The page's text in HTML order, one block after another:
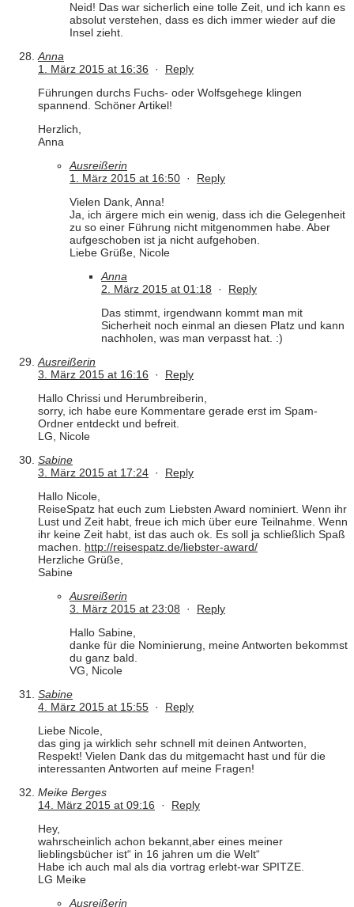
Neid! Das war sicherlich eine tolle Zeit, und ich kann es
absolut verstehen, dass es dich immer wieder auf die
Insel zieht.
Anna
1. März 2015 at 16:36 · Reply
Führungen durchs Fuchs- oder Wolfsgehege klingen
spannend. Schöner Artikel!
Herzlich,
Anna
Ausreißerin
1. März 2015 at 16:50 · Reply
Vielen Dank, Anna!
Ja, ich ärgere mich ein wenig, dass ich die Gelegenheit
zu so einer Führung nicht mitgenommen habe. Aber
aufgeschoben ist ja nicht aufgehoben.
Liebe Grüße, Nicole
Anna
2. März 2015 at 01:18 · Reply
Das stimmt, irgendwann kommt man mit
Sicherheit noch einmal an diesen Platz und kann
nachholen, was man verpasst hat. :)
Ausreißerin
3. März 2015 at 16:16 · Reply
Hallo Chrissi und Herumbreiberin,
sorry, ich habe eure Kommentare gerade erst im Spam-
Ordner entdeckt und befreit.
LG, Nicole
Sabine
3. März 2015 at 17:24 · Reply
Hallo Nicole,
ReiseSpatz hat euch zum Liebsten Award nominiert. Wenn ihr
Lust und Zeit habt, freue ich mich über eure Teilnahme. Wenn
ihr keine Zeit habt, ist das auch ok. Es soll ja schließlich Spaß
machen. http://reisespatz.de/liebster-award/
Herzliche Grüße,
Sabine
Ausreißerin
3. März 2015 at 23:08 · Reply
Hallo Sabine,
danke für die Nominierung, meine Antworten bekommst
du ganz bald.
VG, Nicole
Sabine
4. März 2015 at 15:55 · Reply
Liebe Nicole,
das ging ja wirklich sehr schnell mit deinen Antworten,
Respekt! Vielen Dank das du mitgemacht hast und für die
interessanten Antworten auf meine Fragen!
Meike Berges
14. März 2015 at 09:16 · Reply
Hey,
wahrscheinlich achon bekannt,aber eines meiner
lieblingsbücher ist“ in 16 jahren um die Welt“
Habe ich auch mal als dia vortrag erlebt-war SPITZE.
LG Meike
Ausreißerin